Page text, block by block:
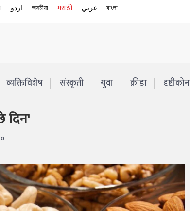
اردو অসমীয়া मराठी عربي বাংলা
व्यक्तिविशेष संस्कृती युवा क्रीडा दृष्टीकोन
दिन'